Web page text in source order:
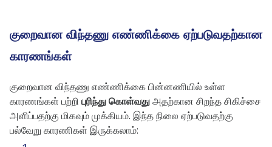
குறைவான விந்தணு எண்ணிக்கை ஏற்படுவதற்கான
காரணங்கள்
குறைவான விந்தணு எண்ணிக்கை பின்னணியில் உள்ள
காரணங்கள் பற்றி புரிந்து கொள்வதுஅதற்கான சிறந்த சிகிச்சை
அளிப்பதற்கு மிகவும் முக்கியம். இந்த நிலை ஏற்படுவதற்கு
பல்வேறு காரணிகள் இருக்கலாம்: